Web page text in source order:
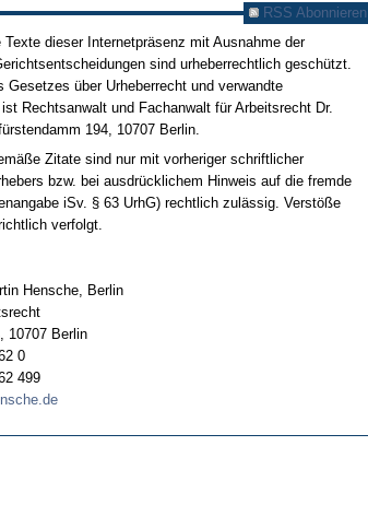
RSS Abonnieren
Texte dieser Internetpräsenz mit Ausnahme der
sind urheberrechtlich geschützt.
Gesetzes über Urheberrecht und verwandte
Rechtsanwalt und Fachanwalt für Arbeitsrecht Dr.
194, 10707 Berlin.
Zitate sind nur mit vorheriger schriftlicher
bzw. bei ausdrücklichem Hinweis auf die fremde
iSv. § 63 UrhG) rechtlich zulässig. Verstöße
verfolgt.
Hensche, Berlin
10707 Berlin
0
499